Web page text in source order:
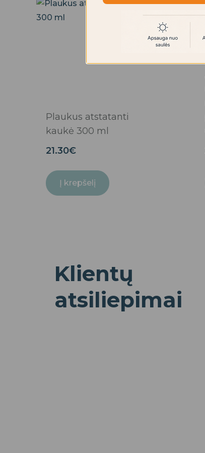
Plaukus atstatanti
kaukė 300 ml
21.30€
Į krepšelį
Klientų
atsiliepimai